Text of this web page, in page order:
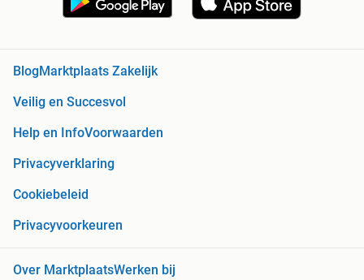
Blog Marktplaats Zakelijk
Veilig en Succesvol
Help en InfoVoorwaarden
Privacyverklaring
Cookiebeleid
Privacyvoorkeuren
Over MarktplaatsWerken bij